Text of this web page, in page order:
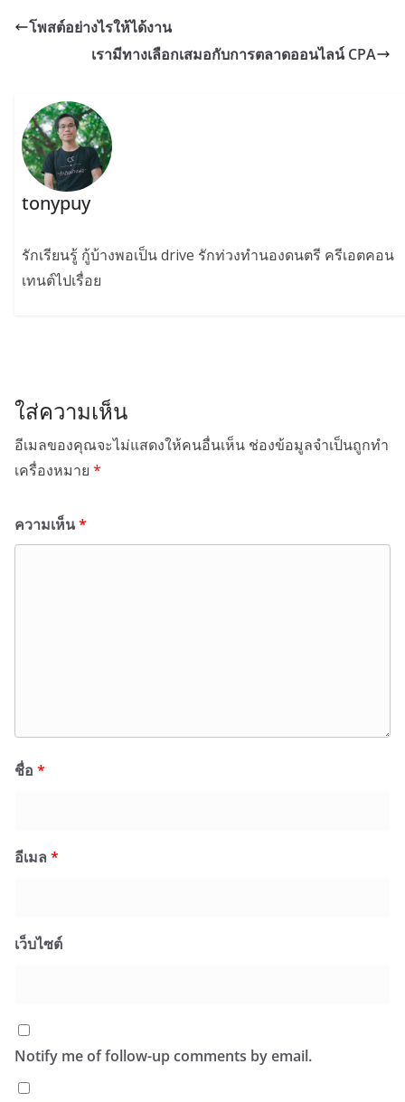
โพสต์อย่างไรให้ได้งาน
เรามีทางเลือกเสมอกับการตลาดออนไลน์ CPA
tonypuy
รักเรียนรู้ กู้บ้างพอเป็น drive รักท่วงทำนองดนตรี ครีเอตคอน
เทนต์ไปเรื่อย
ใส่ความเห็น
อีเมลของคุณจะไม่แสดงให้คนอื่นเห็น ช่องข้อมูลจำเป็นถูกทำ
เครื่องหมาย *
ความเห็น*
ชื่อ *
อีเมล *
เว็บไซต์
Notify me of follow-up comments by email.